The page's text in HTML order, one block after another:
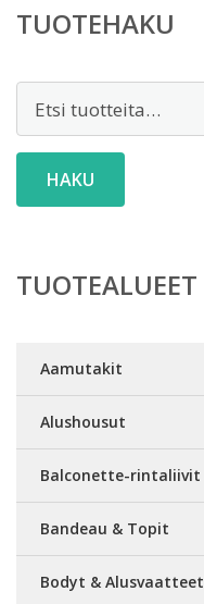
TUOTEHAKU
HAKU
TUOTEALUEET
Aamutakit
Alushousut
Balconette-rintaliivit
Bandeau & Topit
Bodyt & Alusvaatteet